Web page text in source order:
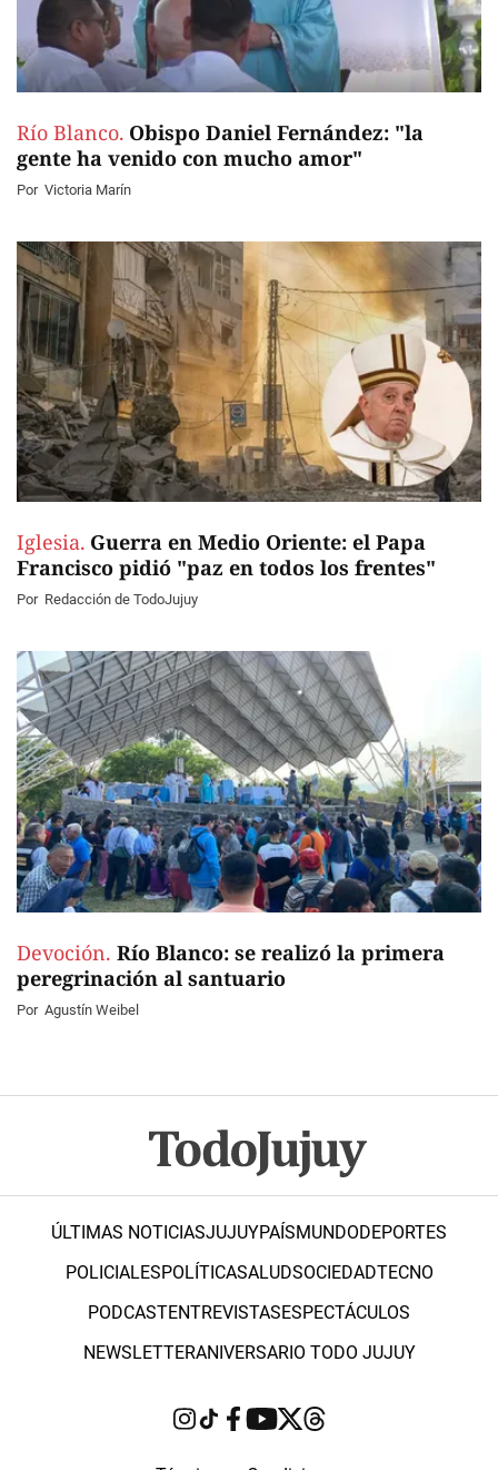
Río Blanco. Obispo Daniel Fernández: "la
gente ha venido con mucho amor"
Por Victoria Marín
Iglesia. Guerra en Medio Oriente: el Papa
Francisco pidió "paz en todos los frentes"
Por Redacción de TodoJujuy
Devoción. Río Blanco: se realizó la primera
peregrinación al santuario
Por Agustín Weibel
ÚLTIMAS NOTICIASJUJUYPAÍSMUNDODEPORTES
POLICIALESPOLÍTICASALUDSOCIEDADTECNO
PODCASTENTREVISTASESPECTÁCULOS
NEWSLETTERANIVERSARIO TODO JUJUY